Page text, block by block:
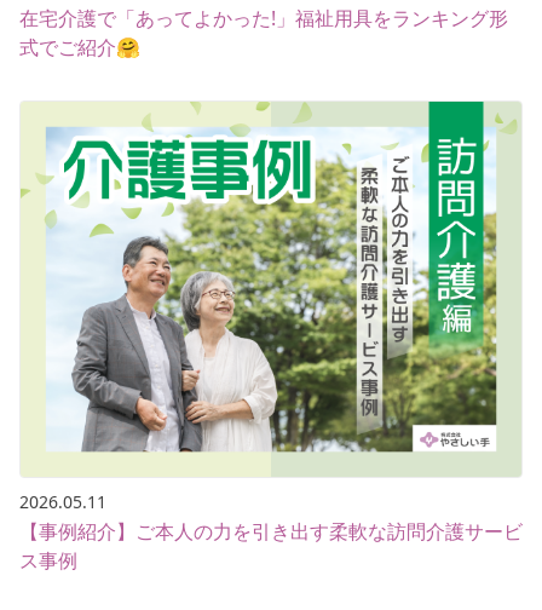
在宅介護で「あってよかった!」福祉用具をランキング形
式でご紹介🤗
2026.05.11
【事例紹介】ご本人の力を引き出す柔軟な訪問介護サービ
ス事例